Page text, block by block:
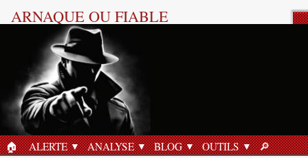
ARNAQUE OU FIABLE
ACCUEIL
🏠︎ ALERTE ANALYSE BLOG OUTILS 🔎︎